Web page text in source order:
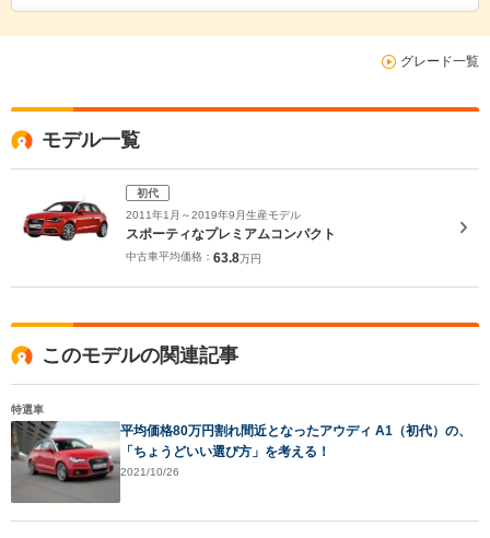
グレード一覧
モデル一覧
初代
2011年1月～2019年9月生産モデル
スポーティなプレミアムコンパクト
中古車平均価格： 63.8万円
このモデルの関連記事
特選車
平均価格80万円割れ間近となったアウディ A1（初代）の、
「ちょうどいい選び方」を考える！
2021/10/26